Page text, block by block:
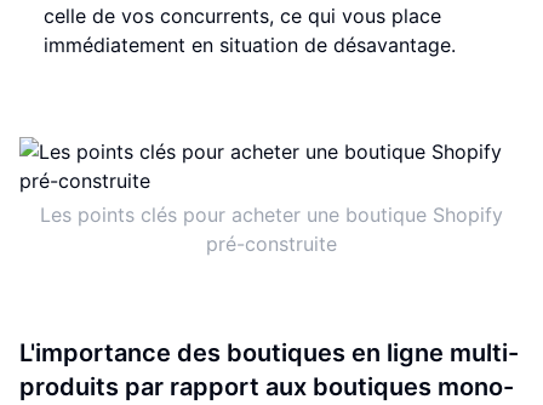
celle de vos concurrents, ce qui vous place
immédiatement en situation de désavantage.
Les points clés pour acheter une boutique Shopify
pré-construite
L'importance des boutiques en ligne multi-
produits par rapport aux boutiques mono-